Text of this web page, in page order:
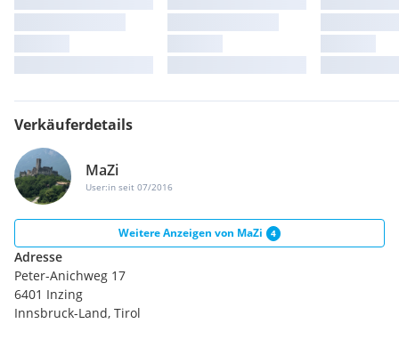
Verkäuferdetails
MaZi
User:in seit 07/2016
Weitere Anzeigen von MaZi 4
Adresse
Peter-Anichweg 17
6401 Inzing
Innsbruck-Land, Tirol